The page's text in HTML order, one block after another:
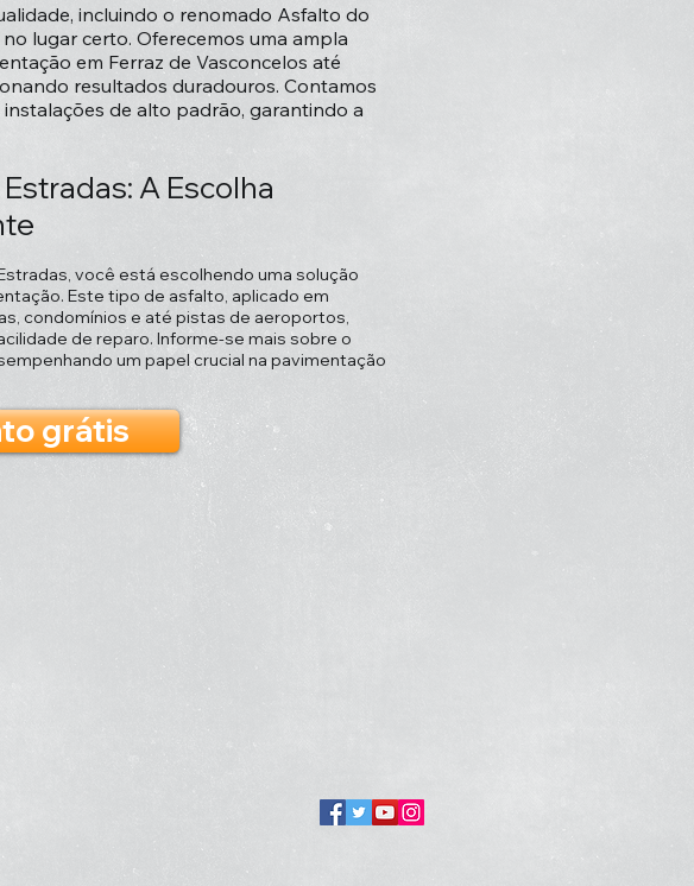
incluindo o renomado Asfalto do
lugar certo. Oferecemos uma ampla
em Ferraz de Vasconcelos até
resultados duradouros. Contamos
de alto padrão, garantindo a
A Escolha
você está escolhendo uma solução
Este tipo de asfalto, aplicado em
condomínios e até pistas de aeroportos,
de reparo. Informe-se mais sobre o
um papel crucial na pavimentação
grátis